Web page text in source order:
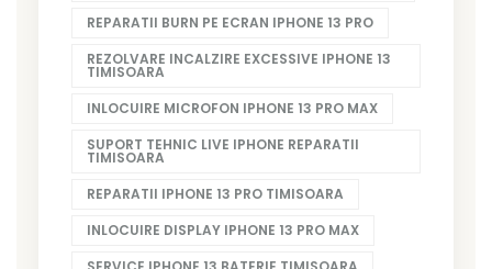
REPARATII BURN PE ECRAN IPHONE 13 PRO
REZOLVARE INCALZIRE EXCESSIVE IPHONE 13
TIMISOARA
INLOCUIRE MICROFON IPHONE 13 PRO MAX
SUPORT TEHNIC LIVE IPHONE REPARATII
TIMISOARA
REPARATII IPHONE 13 PRO TIMISOARA
INLOCUIRE DISPLAY IPHONE 13 PRO MAX